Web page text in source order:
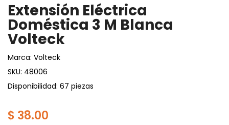
Extensión Eléctrica
Doméstica 3 M Blanca
Volteck
Marca: Volteck
SKU: 48006
Disponibilidad: 67 piezas
$ 38.00